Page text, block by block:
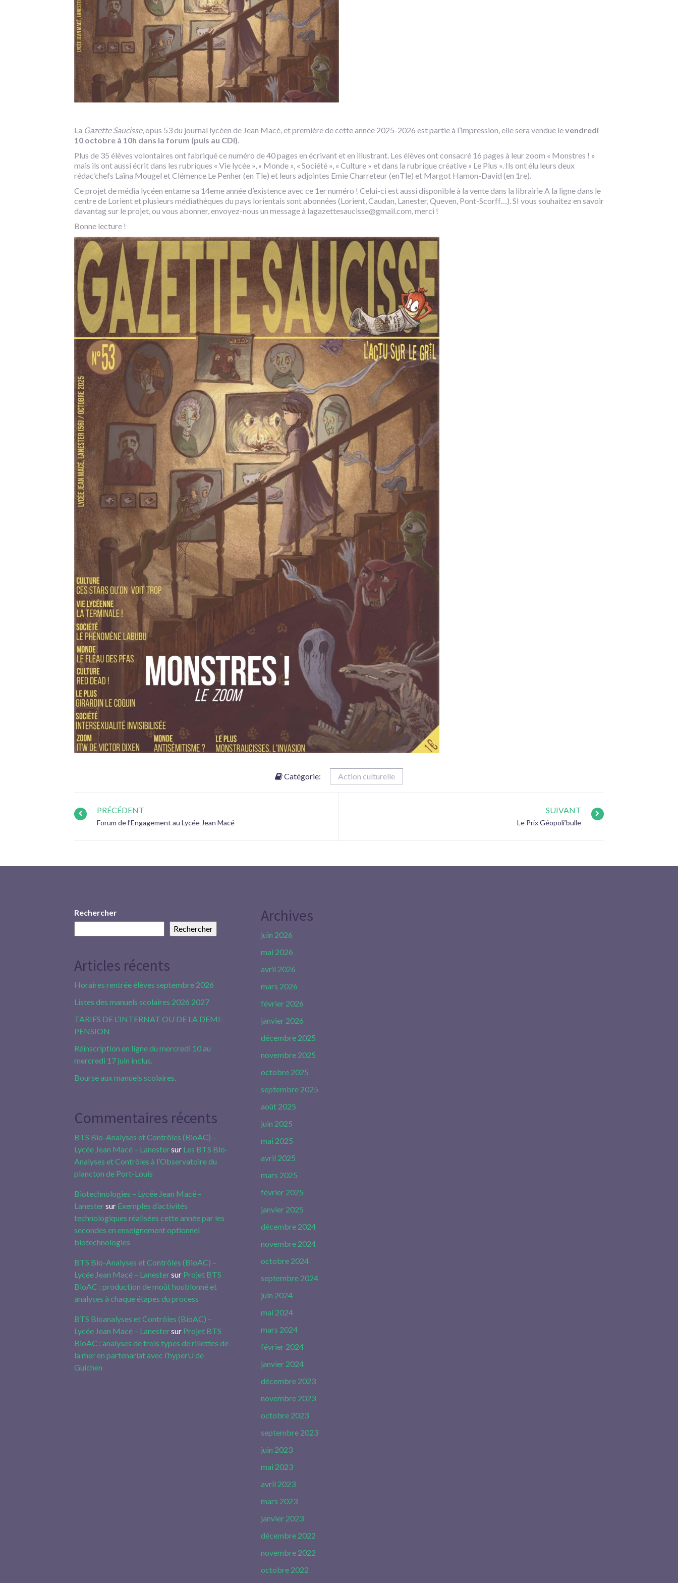
La Gazette Saucisse, opus 53 du journal lycéen de Jean Macé, et première de cette année 2025-2026 est partie à l’impression, elle sera vendue levendredi
10 octobre à 10h dans la forum (puis au CDI).
Plus de 35 élèves volontaires ont fabriqué ce numéro de 40 pages en écrivant et en illustrant. Les élèves ont consacré 16 pages à leur zoom « Monstres ! »
mais ils ont aussi écrit dans les rubriques « Vie lycée », « Monde », « Société », « Culture » et dans la rubrique créative « Le Plus ». Ils ont élu leurs deux
rédac’chefs Laïna Mougel et Clémence Le Penher (en Tle) et leurs adjointes Emie Charreteur (enTle) et Margot Hamon-David (en 1re).
Ce projet de média lycéen entame sa 14eme année d’existence avec ce 1er numéro ! Celui-ci est aussi disponible à la vente dans la librairie A la ligne dans le
centre de Lorient et plusieurs médiathèques du pays lorientais sont abonnées (Lorient, Caudan, Lanester, Queven, Pont-Scorff…). SI vous souhaitez en savoir
davantag sur le projet, ou vous abonner, envoyez-nous un message à lagazettesaucisse@gmail.com, merci !
Bonne lecture !
Catégorie: Action culturelle
PRÉCÉDENT
Forum de l’Engagement au Lycée Jean Macé
SUIVANT
Le Prix Géopoli’bulle
Rechercher
Rechercher
Articles récents
Horaires rentrée élèves septembre 2026
Listes des manuels scolaires 2026 2027
TARIFS DE L’INTERNAT OU DE LA DEMI-
PENSION
Réinscription en ligne du mercredi 10 au
mercredi 17 juin inclus.
Bourse aux manuels scolaires.
Commentaires récents
BTS Bio-Analyses et Contrôles (BioAC) –
Lycée Jean Macé – Lanestersur Les BTS Bio-
Analyses et Contrôles à l’Observatoire du
plancton de Port-Louis
Biotechnologies – Lycée Jean Macé –
Lanestersur Exemples d’activités
technologiques réalisées cette année par les
secondes en enseignement optionnel
biotechnologies
BTS Bio-Analyses et Contrôles (BioAC) –
Lycée Jean Macé – Lanestersur Projet BTS
BioAC : production de moût houblonné et
analyses à chaque étapes du process
BTS Bioanalyses et Contrôles (BioAC) –
Lycée Jean Macé – Lanestersur Projet BTS
BioAC : analyses de trois types de rillettes de
la mer en partenariat avec l’hyperU de
Guichen
Archives
juin 2026
mai 2026
avril 2026
mars 2026
février 2026
janvier 2026
décembre 2025
novembre 2025
octobre 2025
septembre 2025
août 2025
juin 2025
mai 2025
avril 2025
mars 2025
février 2025
janvier 2025
décembre 2024
novembre 2024
octobre 2024
septembre 2024
juin 2024
mai 2024
mars 2024
février 2024
janvier 2024
décembre 2023
novembre 2023
octobre 2023
septembre 2023
juin 2023
mai 2023
avril 2023
mars 2023
janvier 2023
décembre 2022
novembre 2022
octobre 2022